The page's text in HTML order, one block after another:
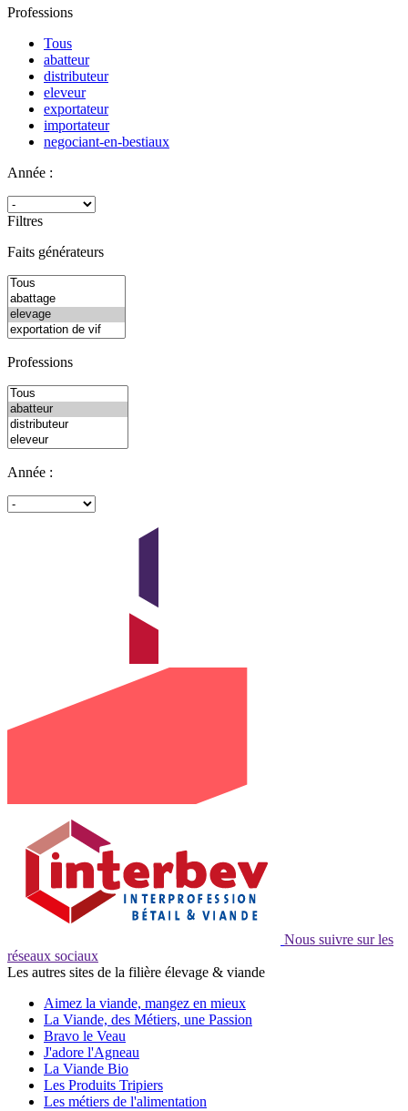
Professions
Tous
abatteur
distributeur
eleveur
exportateur
importateur
negociant-en-bestiaux
Année :
Filtres
Faits générateurs
Professions
Année :
Nous suivre sur les
réseaux sociaux
Les autres sites de la filière élevage & viande
Aimez la viande, mangez en mieux
La Viande, des Métiers, une Passion
Bravo le Veau
J'adore l'Agneau
La Viande Bio
Les Produits Tripiers
Les métiers de l'alimentation